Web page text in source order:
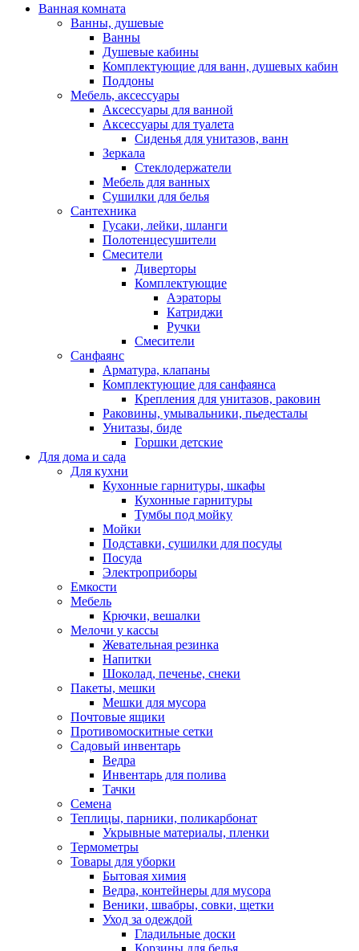
Ванная комната
Ванны, душевые
Ванны
Душевые кабины
Комплектующие для ванн, душевых кабин
Поддоны
Мебель, аксессуары
Аксессуары для ванной
Аксессуары для туалета
Сиденья для унитазов, ванн
Зеркала
Стеклодержатели
Мебель для ванных
Сушилки для белья
Сантехника
Гусаки, лейки, шланги
Полотенцесушители
Смесители
Диверторы
Комплектующие
Аэраторы
Катриджи
Ручки
Смесители
Санфаянс
Арматура, клапаны
Комплектующие для санфаянса
Крепления для унитазов, раковин
Раковины, умывальники, пьедесталы
Унитазы, биде
Горшки детские
Для дома и сада
Для кухни
Кухонные гарнитуры, шкафы
Кухонные гарнитуры
Тумбы под мойку
Мойки
Подставки, сушилки для посуды
Посуда
Электроприборы
Емкости
Мебель
Крючки, вешалки
Мелочи у кассы
Жевательная резинка
Напитки
Шоколад, печенье, снеки
Пакеты, мешки
Мешки для мусора
Почтовые ящики
Противомоскитные сетки
Садовый инвентарь
Ведра
Инвентарь для полива
Тачки
Семена
Теплицы, парники, поликарбонат
Укрывные материалы, пленки
Термометры
Товары для уборки
Бытовая химия
Ведра, контейнеры для мусора
Веники, швабры, совки, щетки
Уход за одеждой
Гладильные доски
Корзины для белья